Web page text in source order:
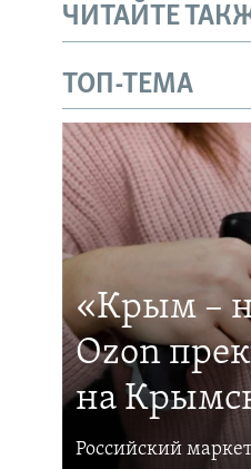
ЧИТАЙТЕ
ТОП-ТЕМА
«Крым –
Ozon
на
Российский